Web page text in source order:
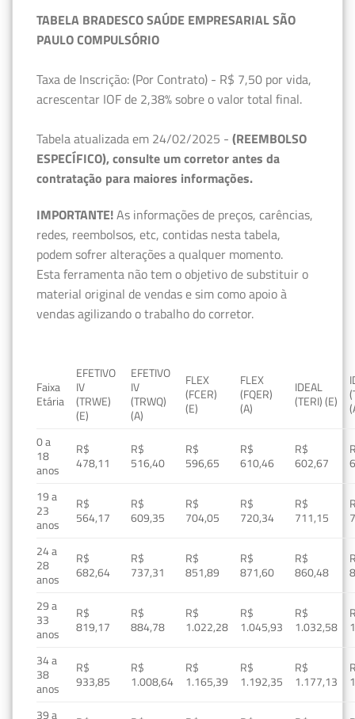
TABELA BRADESCO SAÚDE EMPRESARIAL SÃO
PAULO COMPULSÓRIO
Taxa de Inscrição: (Por Contrato) - R$ 7,50 por vida,
acrescentar IOF de 2,38% sobre o valor total final.
Tabela atualizada em 24/02/2025 - (REEMBOLSO
ESPECÍFICO), consulte um corretor antes da
contratação para maiores informações.
IMPORTANTE!As informações de preços, carências,
redes, reembolsos, etc, contidas nesta tabela,
podem sofrer alterações a qualquer momento.
Esta ferramenta não tem o objetivo de substituir o
material original de vendas e sim como apoio à
vendas agilizando o trabalho do corretor.
Faixa
Etária
EFETIVO
IV
(TRWE)
(E)
EFETIVO
IV
(TRWQ)
(A)
FLEX
(FCER)
(E)
FLEX
(FQER)
(A)
IDEAL
(TERI) (E)
0 a
18
anos
R$
478,11
R$
516,40
R$
596,65
R$
610,46
R$
602,67
19 a
23
anos
R$
564,17
R$
609,35
R$
704,05
R$
720,34
R$
711,15
24 a
28
anos
R$
682,64
R$
737,31
R$
851,89
R$
871,60
R$
860,48
29 a
33
anos
R$
819,17
R$
884,78
R$
1.022,28
R$
1.045,93
R$
1.032,58
34 a
38
anos
R$
933,85
R$
1.008,64
R$
1.165,39
R$
1.192,35
R$
1.177,13
39 a